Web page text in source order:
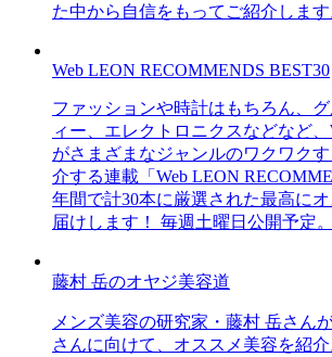
た中から自信をもってご紹介します
Web LEON RECOMMENDS BEST30
ファッションや時計はもちろん、
ィー、エレクトロニクスなどなど
がさまざまなジャンルのワクワク
介する連載「Web LEON
年間で計30本に厳選された最高に
届けします！ 毎週土曜日公開予定。
藤村 岳のオヤジ美容道
メンズ美容の研究家・藤村 岳さん
さんに向けて、オススメ美容を紹